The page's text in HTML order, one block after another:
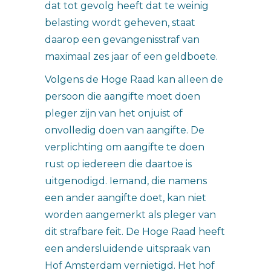
dat tot gevolg heeft dat te weinig
belasting wordt geheven, staat
daarop een gevangenisstraf van
maximaal zes jaar of een geldboete.
Volgens de Hoge Raad kan alleen de
persoon die aangifte moet doen
pleger zijn van het onjuist of
onvolledig doen van aangifte. De
verplichting om aangifte te doen
rust op iedereen die daartoe is
uitgenodigd. Iemand, die namens
een ander aangifte doet, kan niet
worden aangemerkt als pleger van
dit strafbare feit. De Hoge Raad heeft
een andersluidende uitspraak van
Hof Amsterdam vernietigd. Het hof